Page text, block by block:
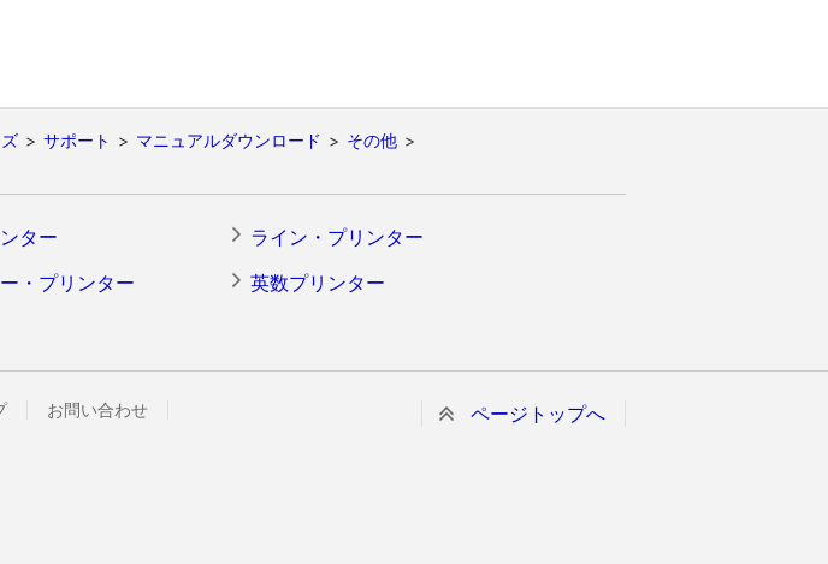
サポート マニュアルダウンロード
その他
ター
ライン・プリンター
・プリンター
英数プリンター
お問い合わせ
ページトップへ